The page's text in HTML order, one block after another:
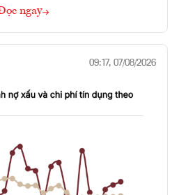
ngay
09:17, 07/08/2026